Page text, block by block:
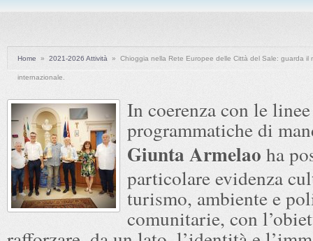
Home » 2021-2026 Attività » Chioggia nella Rete Europee delle Città del Sale: guarda il
internazionale.
In coerenza con le linee
programmatiche di
Giunta Armelao ha
particolare evidenza
turismo, ambiente e
comunitarie, con